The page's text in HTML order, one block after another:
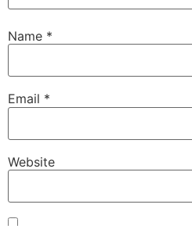
Name *
Email *
Website